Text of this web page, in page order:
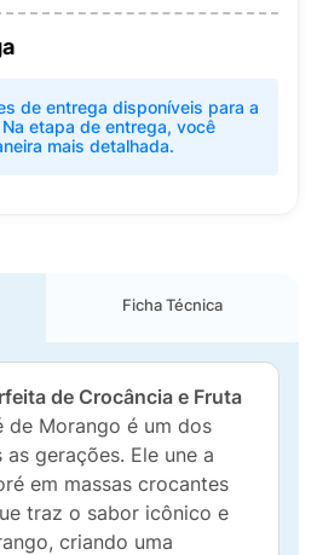
de entrega disponíveis para a
etapa de entrega, você
mais detalhada.
Ficha Técnica
de Crocância e Fruta
de Morango é um dos
gerações. Ele une a
em massas crocantes
traz o sabor icônico e
criando uma